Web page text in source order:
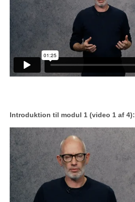
Introduktion til modul 1 (video 1 af 4):